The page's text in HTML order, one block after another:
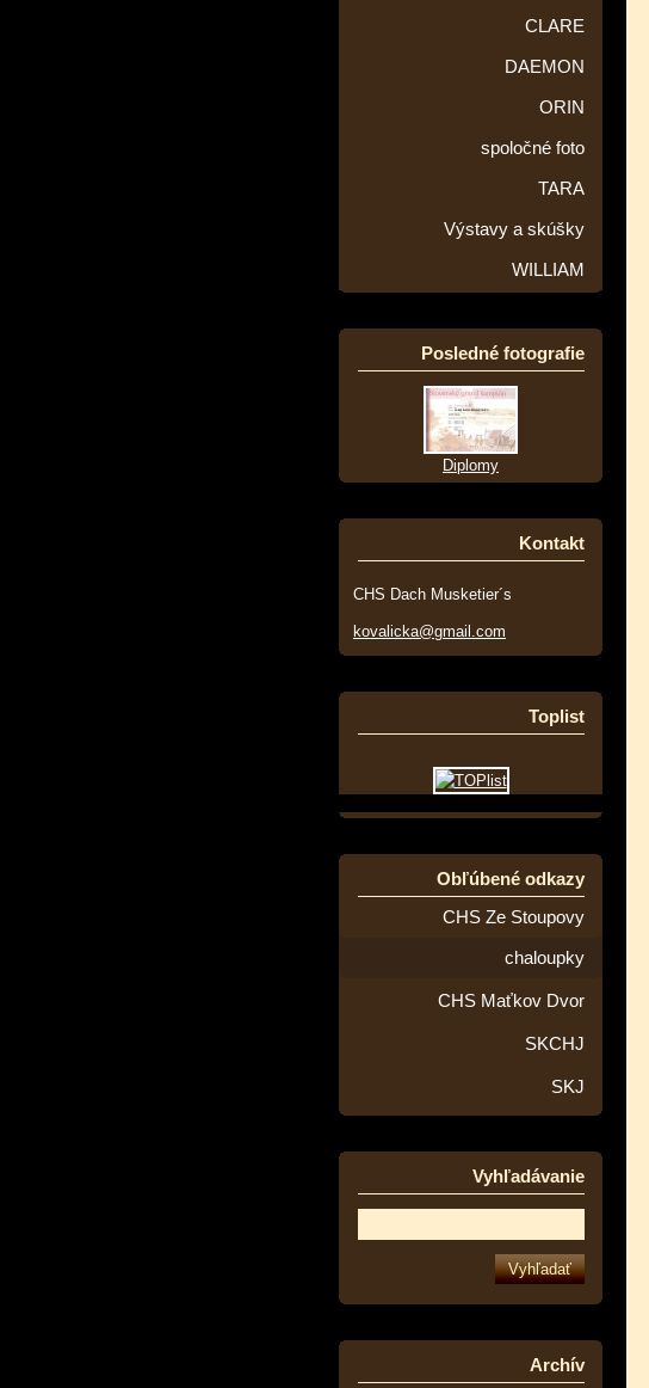
CLARE
DAEMON
ORIN
spoločné foto
TARA
Výstavy a skúšky
WILLIAM
Posledné fotografie
Diplomy
Kontakt
CHS Dach Musketier´s
kovalicka@gmail.com
Toplist
Obľúbené odkazy
CHS Ze Stoupovy
chaloupky
CHS Maťkov Dvor
SKCHJ
SKJ
Vyhľadávanie
Archív